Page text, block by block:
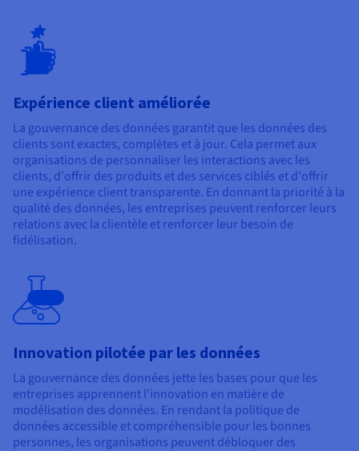
Expérience client améliorée
La gouvernance des données garantit que les données des
clients sont exactes, complètes et à jour. Cela permet aux
organisations de personnaliser les interactions avec les
clients, d'offrir des produits et des services ciblés et d'offrir
une expérience client transparente. En donnant la priorité à la
qualité des données, les entreprises peuvent renforcer leurs
relations avec la clientèle et renforcer leur besoin de
fidélisation.
Innovation pilotée par les données
La gouvernance des données jette les bases pour que les
entreprises apprennent l'innovation en matière de
modélisation des données. En rendant la politique de
données accessible et compréhensible pour les bonnes
personnes, les organisations peuvent débloquer des